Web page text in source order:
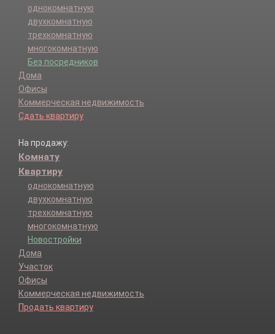
однокомнатную
двухкомнатную
трехкомнатную
многокомнатную
Без посредников
Дома
Офисы
Коммерческая недвижимость
Сдать квартиру
На продажу:
Комнату
Квартиру
однокомнатную
двухкомнатную
трехкомнатную
многокомнатную
Новостройки
Дома
Участок
Офисы
Коммерческая недвижимость
Продать квартиру